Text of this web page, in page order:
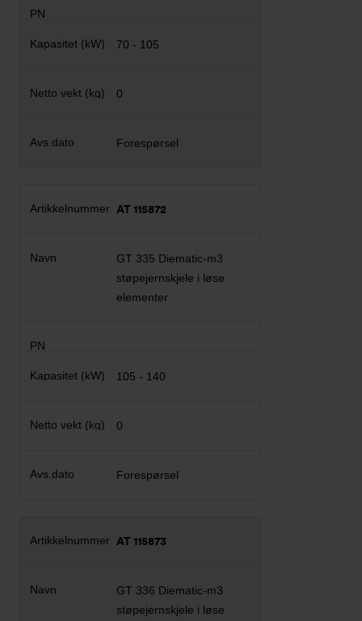
70 - 105
0
Forespørsel
AT 115872
GT 335 Diematic-m3
støpejernskjele i løse
elementer
105 - 140
0
Forespørsel
AT 115873
GT 336 Diematic-m3
støpejernskjele i løse